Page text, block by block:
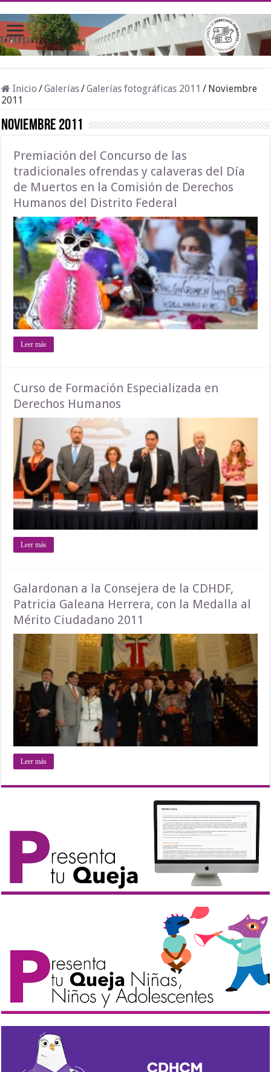
Inicio /Galerías/Galerías fotográficas 2011 / Noviembre
2011
Noviembre 2011
Premiación del Concurso de las
tradicionales ofrendas y calaveras del Día
de Muertos en la Comisión de Derechos
Humanos del Distrito Federal
Leer más
Curso de Formación Especializada en
Derechos Humanos
Leer más
Galardonan a la Consejera de la CDHDF,
Patricia Galeana Herrera, con la Medalla al
Mérito Ciudadano 2011
Leer más